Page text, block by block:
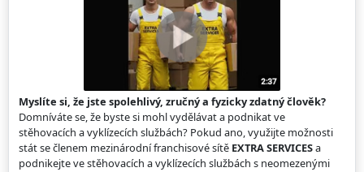
Myslíte si, že jste spolehlivý, zručný a fyzicky zdatný člověk?
Domníváte se, že byste si mohl vydělávat a podnikat ve
stěhovacích a vyklízecích službách? Pokud ano, využijte možnosti
stát se členem mezinárodní franchisové sítě EXTRA SERVICESa
podnikejte ve stěhovacích a vyklízecích službách s neomezenými